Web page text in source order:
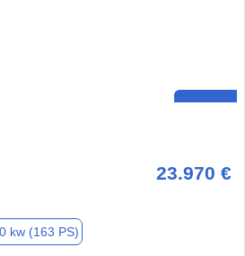
23.970 €
kw (163 PS)